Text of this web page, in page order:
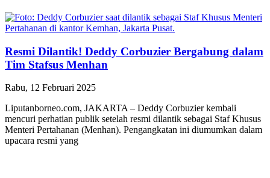
Resmi Dilantik! Deddy Corbuzier Bergabung dalam
Tim Stafsus Menhan
Rabu, 12 Februari 2025
Liputanborneo.com, JAKARTA – Deddy Corbuzier kembali
mencuri perhatian publik setelah resmi dilantik sebagai Staf Khusus
Menteri Pertahanan (Menhan). Pengangkatan ini diumumkan dalam
upacara resmi yang